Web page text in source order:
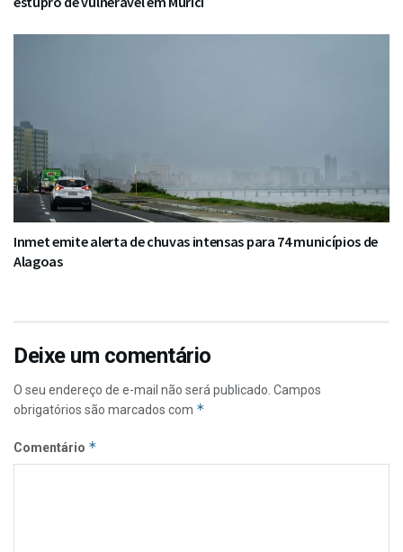
Inmet emite alerta de chuvas intensas para 74 municípios de
Alagoas
Deixe um comentário
O seu endereço de e-mail não será publicado. Campos
obrigatórios são marcados com *
Comentário *